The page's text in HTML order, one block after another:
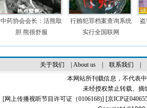
中药协会会长：活熊取
胆 熊很舒服
行贿犯罪档案查询系统
实行全国联网
关于我们 About us| 联系我们
本网站所刊载信息，不代表
未经授权禁止转载、摘
[网上传播视听节目许可证（0106168)] [京ICP证